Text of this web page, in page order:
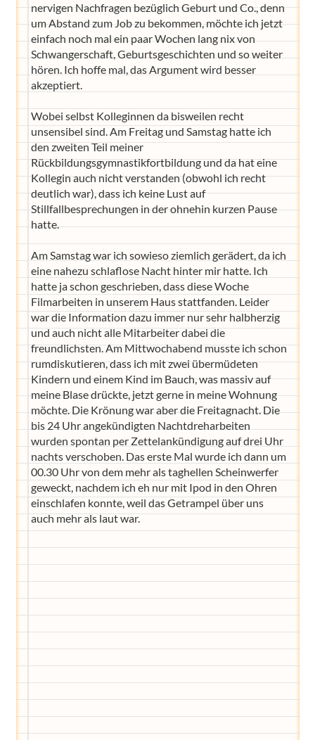
nervigen Nachfragen bezüglich Geburt und Co., denn
um Abstand zum Job zu bekommen, möchte ich jetzt
einfach noch mal ein paar Wochen lang nix von
Schwangerschaft, Geburtsgeschichten und so weiter
hören. Ich hoffe mal, das Argument wird besser
akzeptiert.
Wobei selbst Kolleginnen da bisweilen recht
unsensibel sind. Am Freitag und Samstag hatte ich
den zweiten Teil meiner
Rückbildungsgymnastikfortbildung und da hat eine
Kollegin auch nicht verstanden (obwohl ich recht
deutlich war), dass ich keine Lust auf
Stillfallbesprechungen in der ohnehin kurzen Pause
hatte.
Am Samstag war ich sowieso ziemlich gerädert, da ich
eine nahezu schlaflose Nacht hinter mir hatte. Ich
hatte ja schon geschrieben, dass diese Woche
Filmarbeiten in unserem Haus stattfanden. Leider
war die Information dazu immer nur sehr halbherzig
und auch nicht alle Mitarbeiter dabei die
freundlichsten. Am Mittwochabend musste ich schon
rumdiskutieren, dass ich mit zwei übermüdeten
Kindern und einem Kind im Bauch, was massiv auf
meine Blase drückte, jetzt gerne in meine Wohnung
möchte. Die Krönung war aber die Freitagnacht. Die
bis 24 Uhr angekündigten Nachtdreharbeiten
wurden spontan per Zettelankündigung auf drei Uhr
nachts verschoben. Das erste Mal wurde ich dann um
00.30 Uhr von dem mehr als taghellen Scheinwerfer
geweckt, nachdem ich eh nur mit Ipod in den Ohren
einschlafen konnte, weil das Getrampel über uns
auch mehr als laut war.